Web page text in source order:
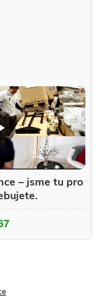
– jsme tu pro